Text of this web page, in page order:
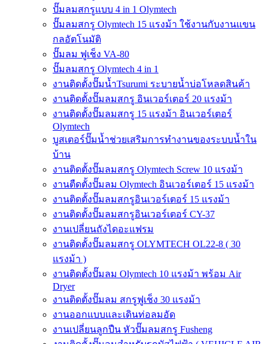
ปั๊มลมสกรูแบบ 4 in 1 Olymtech
ปั๊มลมสกรู Olymtech 15 แรงม้า ใช้งานกับงานแขน
กลอัตโนมัติ
ปั๊มลม ฟูเช็ง VA-80
ปั๊มลมสกรู Olymtech 4 in 1
งานติดตั้งปั๊มน้ำTsurumi ระบายน้ำบ่อโหลดสินค้า
งานติดตั้งปั๊มลมสกรู อินเวอร์เตอร์ 20 แรงม้า
งานติดตั้งปั๊มลมสกรู 15 แรงม้า อินเวอร์เตอร์
Olymtech
บูสเตอร์ปั๊มน้ำช่วยเสริมการทำงานของระบบน้ำใน
บ้าน
งานติดตั้งปั๊มลมสกรู Olymtech Screw 10 แรงม้า
งานตืดตั้งปั๊มลม Olymtech อินเวอร์เตอร์ 15 แรงม้า
งานติดตั้งปั๊มลมสกรูอินเวอร์เตอร์ 15 แรงม้า
งานติดตั้งปั๊มลมสกรูอินเวอร์เตอร์ CY-37
งานเปลี่ยนถังไดอะแฟรม
งานติดตั้งปั๊มลมสกรู OLYMTECH OL22-8 ( 30
แรงม้า )
งานติดตั้งปั๊มลม Olymtech 10 แรงม้า พร้อม Air
Dryer
งานติดตั้งปั๊มลม สกรูฟูเช็ง 30 แรงม้า
งานออกแบบและเดินท่อลมอัด
งานเปลี่ยนลูกปืน หัวปั๊มลมสกรู Fusheng